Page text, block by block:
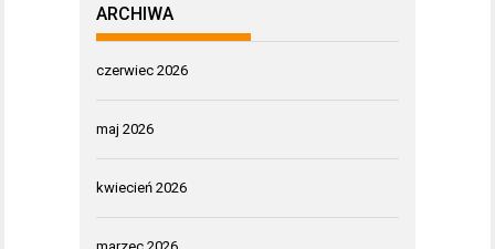
ARCHIWA
czerwiec 2026
maj 2026
kwiecień 2026